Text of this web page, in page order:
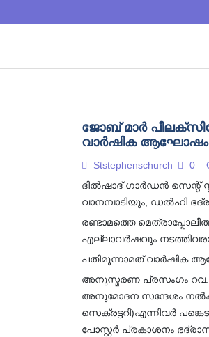
to
ജോബ് മാർ
വാർഷിക ആഘോഷം
Ststephenschurch 0
ദിൽഷാദ് ഗാർഡൻ
വാനമ്പാടിയും, ഡൽഹി
രണ്ടാമത്തെ
എല്ലാവർഷവും
പതിമൂന്നാമത് വാർഷിക
അനുസ്മരണ പ്രസംഗം റവ.
അനുമോദന സന്ദേശം
സെക്രട്ടറി)എന്നിവർ
പോസ്റ്റർ പ്രകാശനം